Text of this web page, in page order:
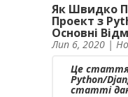
Як Швидко
Проект з
Основні
Лип 6, 2020 |
Це стаття
Python/
статті